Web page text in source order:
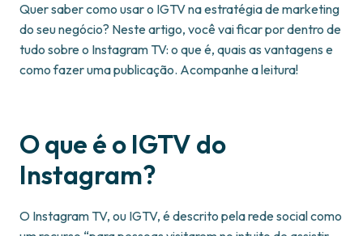
Quer saber como usar o IGTV na estratégia de marketing
do seu negócio? Neste artigo, você vai ficar por dentro de
tudo sobre o Instagram TV: o que é, quais as vantagens e
como fazer uma publicação. Acompanhe a leitura!
O que é o IGTV do
Instagram?
O Instagram TV, ou IGTV, é descrito pela rede social como